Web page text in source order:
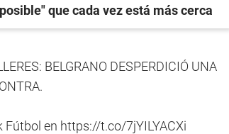
que cada vez está más cerca
BELGRANO DESPERDICIÓ UNA
Fútbol en https://t.co/7jYILYACXi